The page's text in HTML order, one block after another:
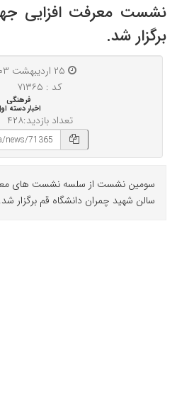
نشست معرفت افزایی
برگزار شد.
کد : ۷۱۳۶۵
فرهنگی
اخبار دسته
تعداد بازدید:۴۲۸
سومین نشست از سلسه نشست های
سالن شهید چمران دانشگاه قم برگزار شد.